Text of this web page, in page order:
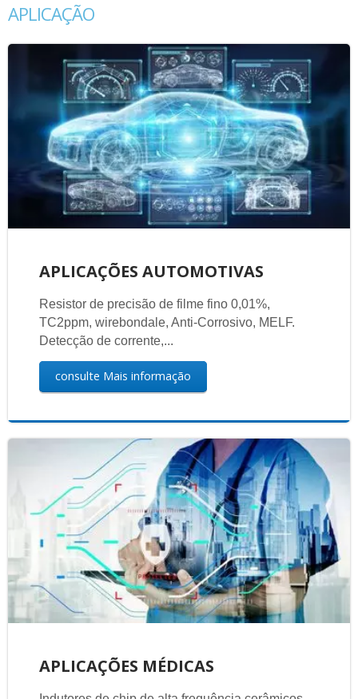
APLICAÇÃO
APLICAÇÕES AUTOMOTIVAS
Resistor de precisão de filme fino 0,01%,
TC2ppm, wirebondale, Anti-Corrosivo, MELF.
Detecção de corrente,...
consulte Mais informação
APLICAÇÕES MÉDICAS